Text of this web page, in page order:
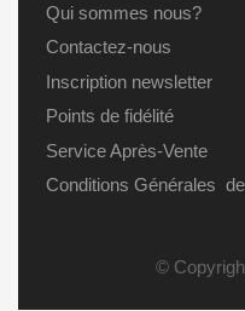
Qui sommes nous?
Contactez-nous
Inscription newsletter
Points de fidélité
Service Après-Vente
Conditions Générales
©